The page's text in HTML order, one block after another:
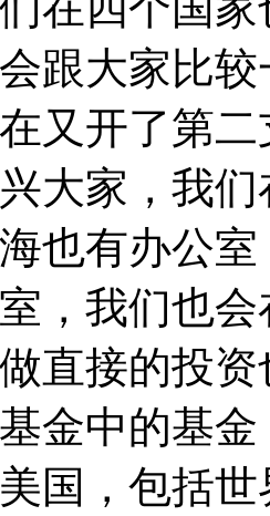
跟大家比
又开了第
大家，我
也有办公
，我们也
直接的投
金中的基
国，包括